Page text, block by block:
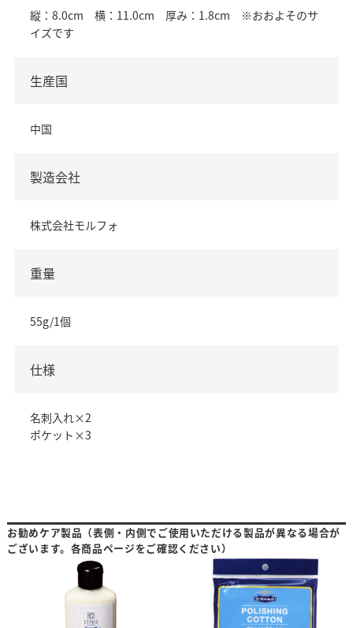
縦：8.0cm 横：11.0cm 厚み：1.8cm ※おおよそのサ
イズです
生産国
中国
製造会社
株式会社モルフォ
重量
55g/1個
仕様
名刺入れ×2
ポケット×3
お勧めケア製品（表側・内側でご使用いただける製品が異なる場合が
ございます。各商品ページをご確認ください）